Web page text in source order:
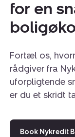
for en
Fortæl os,
rådgiver fra
uforpligtende
er du et skridt
Book Nykredit